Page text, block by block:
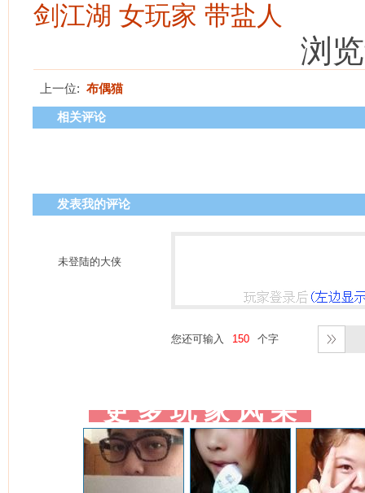
剑江湖 女玩家 带盐人
浏
上一位: 布偶猫
相关评论
发表我的评论
未登陆的大侠
您还可输入 个字
更 多 玩 家 风 采